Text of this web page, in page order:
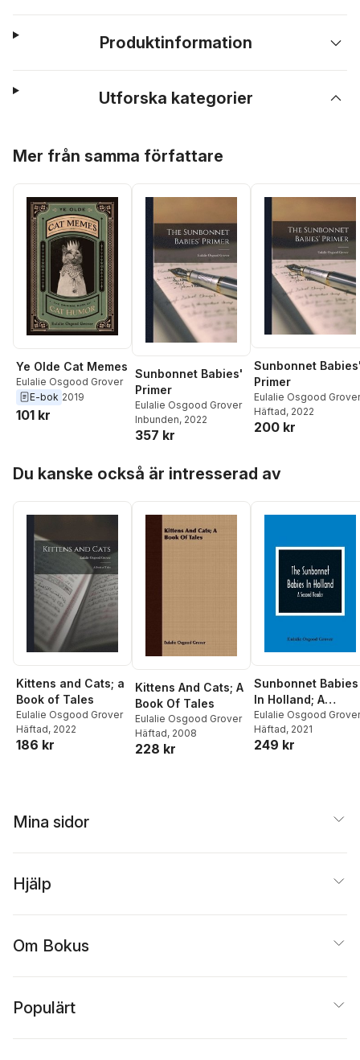
Produktinformation
Utforska kategorier
Mer från samma författare
Ye Olde Cat Memes
Eulalie Osgood Grover
E-bok 2019
101 kr
Sunbonnet Babies'
Primer
Eulalie Osgood Grover
Inbunden, 2022
357 kr
Sunbonnet
Primer
Eulalie Osgood Grover
Häftad, 2022
200 kr
Du kanske också är intresserad av
Kittens and Cats; a
Book of Tales
Eulalie Osgood Grover
Häftad, 2022
186 kr
Kittens And Cats; A
Book Of Tales
Eulalie Osgood Grover
Häftad, 2008
228 kr
Sunbonnet Babies
In Holland; A
Second Reader
Eulalie Osgood Grover
Häftad, 2021
249 kr
Mina sidor
Hjälp
Om Bokus
Populärt